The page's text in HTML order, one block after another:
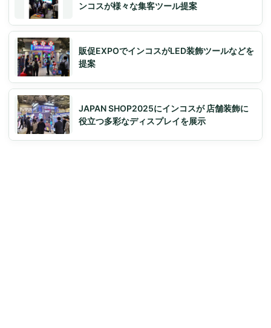
ンコスが様々な集客ツール提案
販促EXPOでインコスがLED装飾ツールなどを
提案
JAPAN SHOP2025にインコスが 店舗装飾に
役立つ多彩なディスプレイを展示